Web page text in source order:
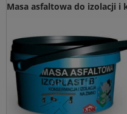
Masa asfaltowa do izolacji i